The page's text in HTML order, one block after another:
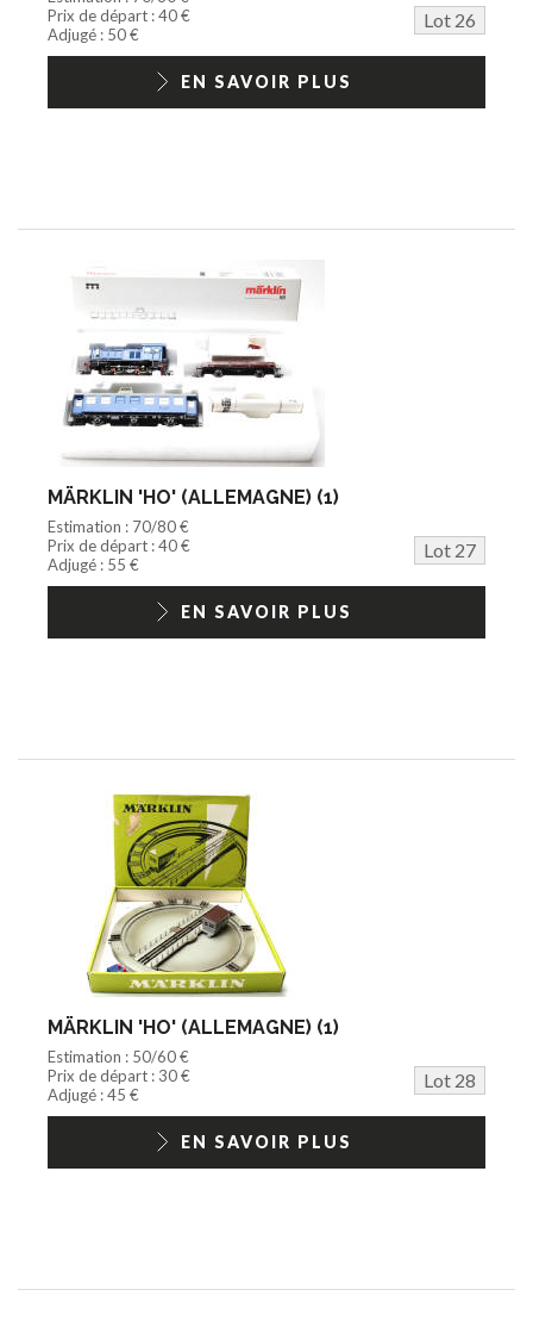
Prix de départ : 40 €
Lot 26
Adjugé : 50 €
EN SAVOIR PLUS
MÄRKLIN 'HO' (ALLEMAGNE) (1)
Estimation : 70/80 €
Prix de départ : 40 €
Lot 27
Adjugé : 55 €
EN SAVOIR PLUS
MÄRKLIN 'HO' (ALLEMAGNE) (1)
Estimation : 50/60 €
Prix de départ : 30 €
Lot 28
Adjugé : 45 €
EN SAVOIR PLUS